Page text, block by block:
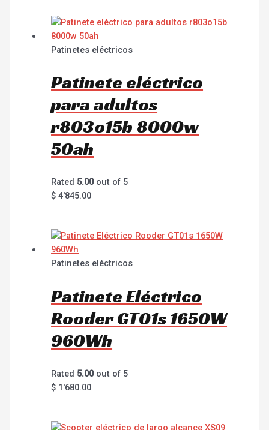
Patinetes eléctricos
Patinete eléctrico
para adultos
r803o15b 8000w
50ah
Rated 5.00out of 5
$ 4'845.00
Patinetes eléctricos
Patinete Eléctrico
Rooder GT01s 1650W
960Wh
Rated 5.00out of 5
$ 1'680.00